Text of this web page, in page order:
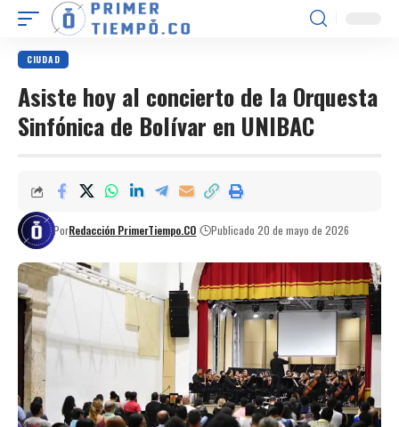
CIUDAD
Asiste hoy al concierto de la Orquesta
Sinfónica de Bolívar en UNIBAC
PorRedacción PrimerTiempo.CO Publicado 20 de mayo de 2026